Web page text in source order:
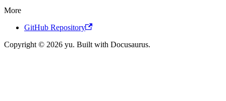
More
GitHub Repository
Copyright © 2026 yu. Built with Docusaurus.